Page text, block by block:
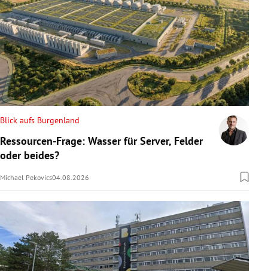
Blick aufs Burgenland
Ressourcen-Frage: Wasser für Server, Felder
oder beides?
Michael Pekovics04.08.2026